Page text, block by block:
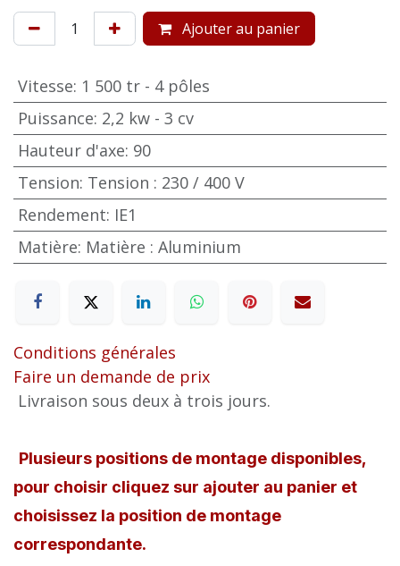
Ajouter au panier
Vitesse: 1 500 tr - 4 pôles
Puissance: 2,2 kw - 3 cv
Hauteur d'axe: 90
Tension: Tension : 230 / 400 V
Rendement: IE1
Matière: Matière : Aluminium
Conditions générales
Faire un demande de prix
Livraison sous deux à trois jours.
Plusieurs positions de montage disponibles,
pour choisir cliquez sur ajouter au panier et
choisissez la position de montage
correspondante.